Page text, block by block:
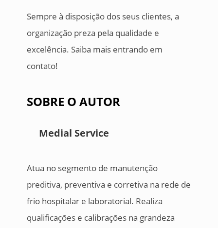
Sempre à disposição dos seus clientes, a
organização preza pela qualidade e
excelência. Saiba mais entrando em
contato!
SOBRE O AUTOR
Medial Service
Atua no segmento de manutenção
preditiva, preventiva e corretiva na rede de
frio hospitalar e laboratorial. Realiza
qualificações e calibrações na grandeza